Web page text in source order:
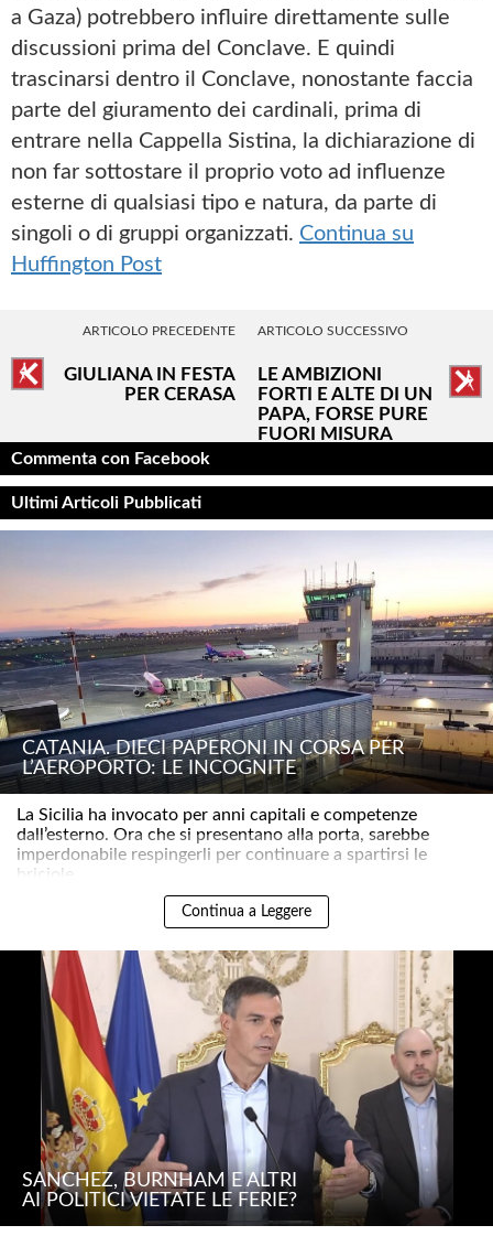
a Gaza) potrebbero influire direttamente sulle
discussioni prima del Conclave. E quindi
trascinarsi dentro il Conclave, nonostante faccia
parte del giuramento dei cardinali, prima di
entrare nella Cappella Sistina, la dichiarazione di
non far sottostare il proprio voto ad influenze
esterne di qualsiasi tipo e natura, da parte di
singoli o di gruppi organizzati. Continua su
Huffington Post
ARTICOLO PRECEDENTE
GIULIANA IN FESTA
PER CERASA
ARTICOLO SUCCESSIVO
LE AMBIZIONI
FORTI E ALTE DI UN
PAPA, FORSE PURE
FUORI MISURA
Commenta con Facebook
Ultimi Articoli Pubblicati
CATANIA. DIECI PAPERONI IN CORSA PER
L’AEROPORTO: LE INCOGNITE
La Sicilia ha invocato per anni capitali e competenze
dall’esterno. Ora che si presentano alla porta, sarebbe
imperdonabile respingerli per continuare a spartirsi le
briciole..
Continua a Leggere
SÁNCHEZ, BURNHAM E ALTRI
AI POLITICI VIETATE LE FERIE?